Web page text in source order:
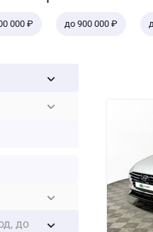
000 ₽ до 900 000 ₽
до